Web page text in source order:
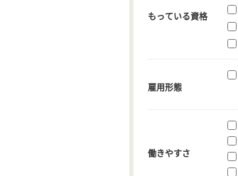
もっている資格
雇用形態
働きやすさ